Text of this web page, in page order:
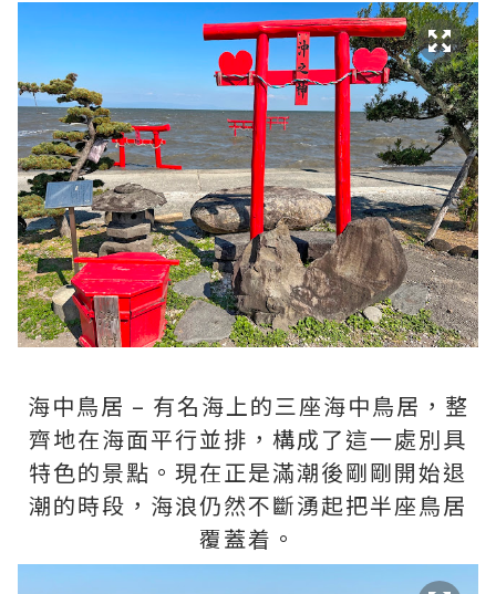
海中鳥居 – 有名海上的三座海中鳥居，整
齊地在海面平行並排，構成了這一處別具
特色的景點。現在正是滿潮後剛剛開始退
潮的時段，海浪仍然不斷湧起把半座鳥居
覆蓋着。